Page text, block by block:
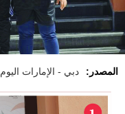
المصدر: دبي - الإمارات اليوم